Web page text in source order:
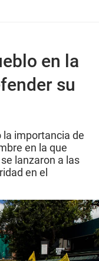
en la
su
la importancia de
en la que
lanzaron a las
en el